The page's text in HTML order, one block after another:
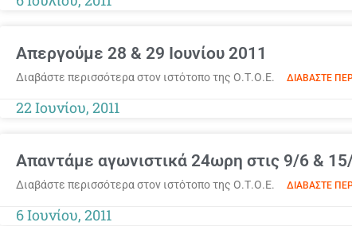
Απεργούμε 28 & 29 Ιουνίου 2011
Διαβάστε περισσότερα στον ιστότοπο της Ο.Τ.Ο.Ε. ΔΙΑΒΆΣΤΕ
22 Ιουνίου, 2011
Απαντάμε αγωνιστικά 24ωρη στις 9/6 &
Διαβάστε περισσότερα στον ιστότοπο της Ο.Τ.Ο.Ε. ΔΙΑΒΆΣΤΕ
6 Ιουνίου, 2011